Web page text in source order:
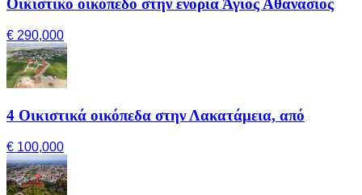
Οικιστικό οικόπεδο στην ενορία Άγιος Αθανάσιος
€ 290,000
4 Οικιστικά οικόπεδα στην Λακατάμεια, από
€ 100,000